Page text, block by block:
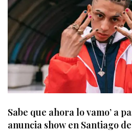
Sabe que ahora lo vamo’ a
anuncia show en Santiago